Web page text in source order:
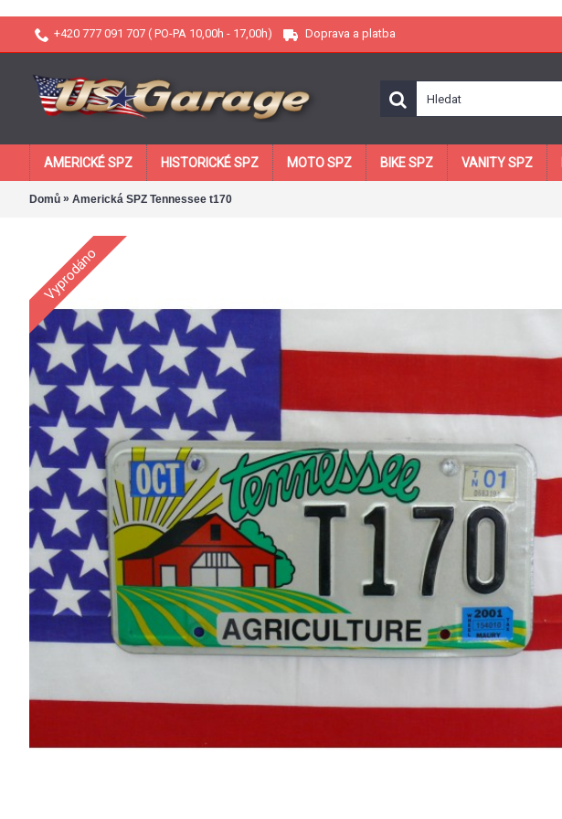
+420 777 091 707 ( PO-PA 10,00h - 17,00h) Doprava a platba
AMERICKÉ SPZ HISTORICKÉ SPZ MOTO SPZ BIKE SPZ VANITY SPZ
Domů » Americká SPZ Tennessee t170
Vyprodáno